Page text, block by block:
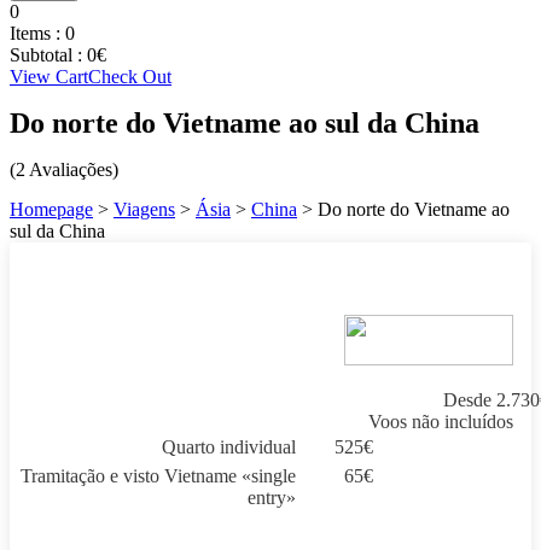
0
Items : 0
Subtotal : 0€
View CartCheck Out
Do norte do Vietname ao sul da China
(2 Avaliações)
Homepage > Viagens > Ásia > China > Do norte do Vietname ao
sul da China
Desde 2.730
Voos não incluídos
Quarto individual
525€
Tramitação e visto Vietname «single
entry»
65€